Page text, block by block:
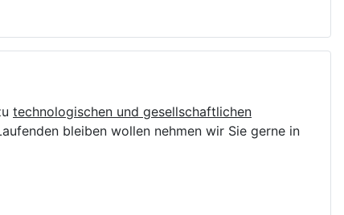
technologischen und gesellschaftlichen
bleiben wollen nehmen wir Sie gerne in